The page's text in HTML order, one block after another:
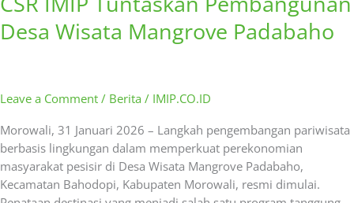
Desa Wisata Mangrove Padabaho
Leave a Comment / Berita / IMIP.CO.ID
Morowali, 31 Januari 2026 – Langkah pengembangan pariwisata
berbasis lingkungan dalam memperkuat perekonomian
masyarakat pesisir di Desa Wisata Mangrove Padabaho,
Kecamatan Bahodopi, Kabupaten Morowali, resmi dimulai.